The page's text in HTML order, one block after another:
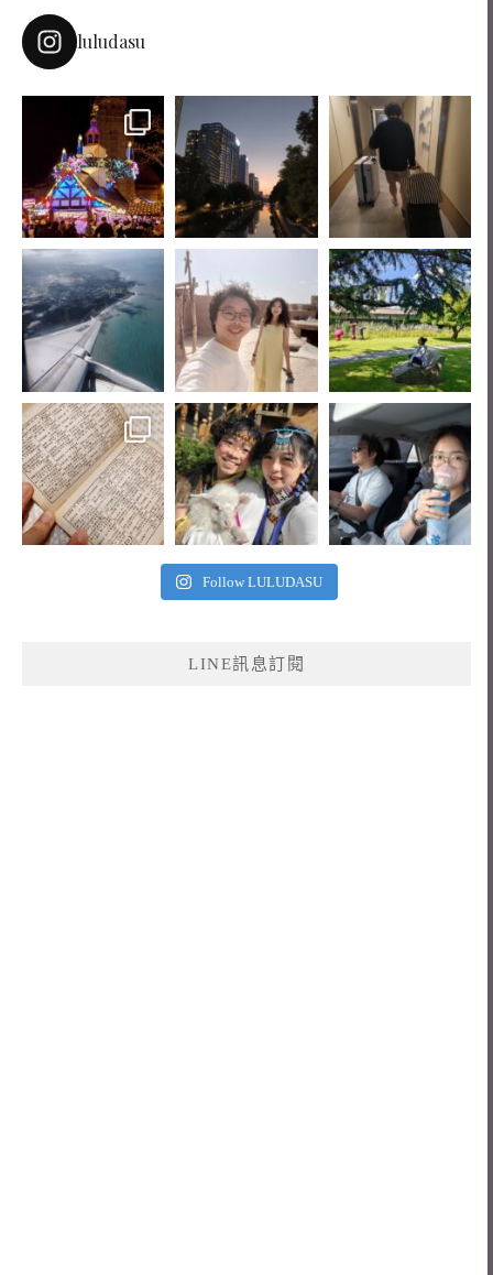
luludasu
Follow LULUDASU
LINE訊息訂閱